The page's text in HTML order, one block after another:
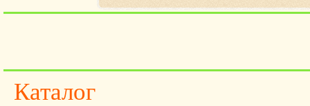
Каталог